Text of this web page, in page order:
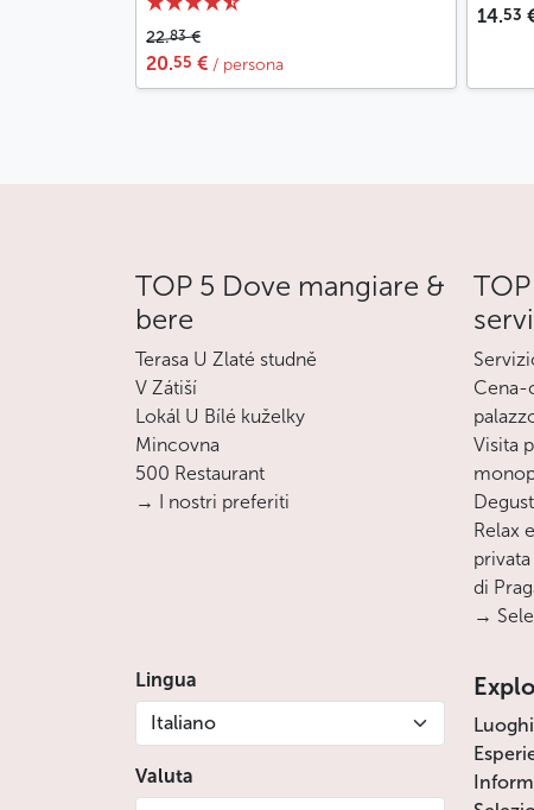
22.83€
20.55 € / persona
14.53
TOP 5 Dove mangiare &
bere
Terasa U Zlaté studně
V Zátiší
Lokál U Bílé kuželky
Mincovna
500 Restaurant
→ I nostri preferiti
Cena-
Visita
Relax
di
→
Lingua
Italiano
Valuta
Luoghi